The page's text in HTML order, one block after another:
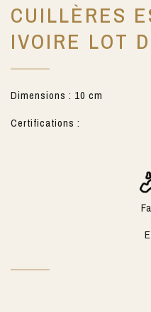
CUILLÈRES
IVOIRE LOT
Dimensions : 10 cm
Certifications :